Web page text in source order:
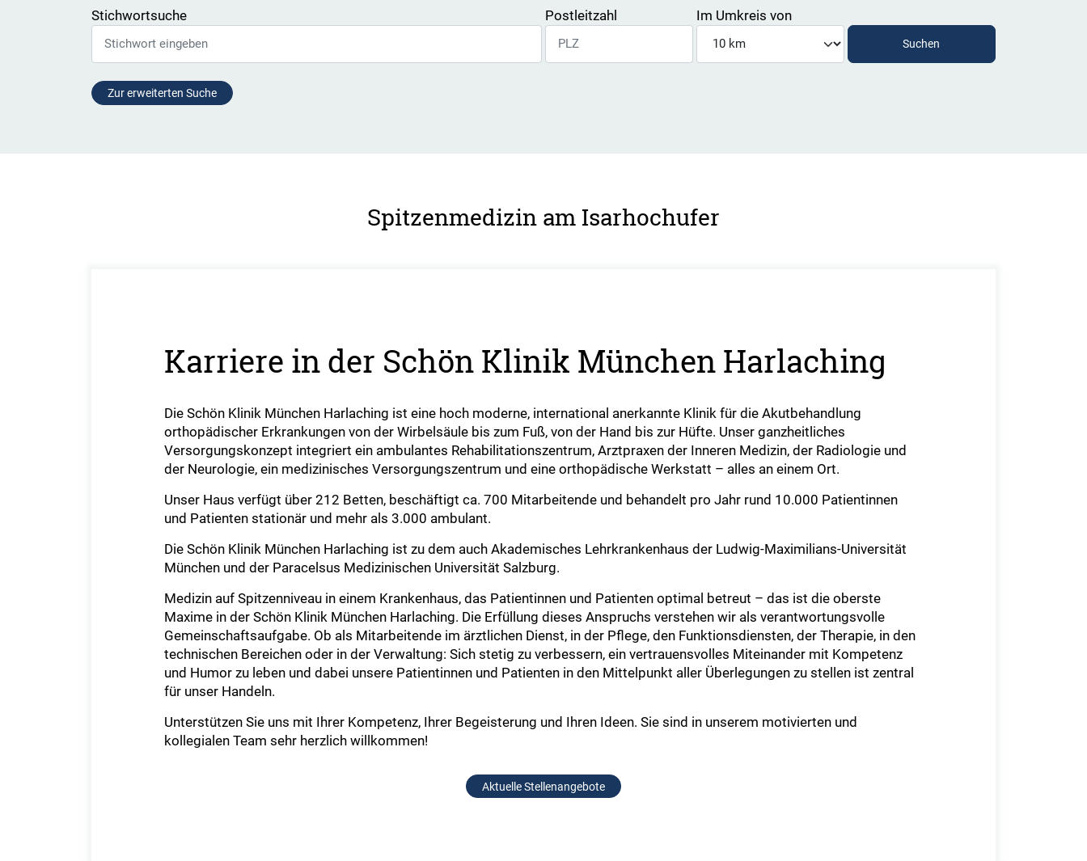
Stichwortsuche Postleitzahl Im Umkreis von
Zur erweiterten Suche
Spitzenmedizin am Isarhochufer
Karriere in der Schön Klinik München Harlaching
Die Schön Klinik München Harlaching ist eine hoch moderne, international anerkannte Klinik für die Akutbehandlung
orthopädischer Erkrankungen von der Wirbelsäule bis zum Fuß, von der Hand bis zur Hüfte. Unser ganzheitliches
Versorgungskonzept integriert ein ambulantes Rehabilitationszentrum, Arztpraxen der Inneren Medizin, der Radiologie und
der Neurologie, ein medizinisches Versorgungszentrum und eine orthopädische Werkstatt – alles an einem Ort.
Unser Haus verfügt über 212 Betten, beschäftigt ca. 700 Mitarbeitende und behandelt pro Jahr rund 10.000 Patientinnen
und Patienten stationär und mehr als 3.000 ambulant.
Die Schön Klinik München Harlaching ist zu dem auch Akademisches Lehrkrankenhaus der Ludwig-Maximilians-Universität
München und der Paracelsus Medizinischen Universität Salzburg.
Medizin auf Spitzenniveau in einem Krankenhaus, das Patientinnen und Patienten optimal betreut – das ist die oberste
Maxime in der Schön Klinik München Harlaching. Die Erfüllung dieses Anspruchs verstehen wir als verantwortungsvolle
Gemeinschaftsaufgabe. Ob als Mitarbeitende im ärztlichen Dienst, in der Pflege, den Funktionsdiensten, der Therapie, in den
technischen Bereichen oder in der Verwaltung: Sich stetig zu verbessern, ein vertrauensvolles Miteinander mit Kompetenz
und Humor zu leben und dabei unsere Patientinnen und Patienten in den Mittelpunkt aller Überlegungen zu stellen ist zentral
für unser Handeln.
Unterstützen Sie uns mit Ihrer Kompetenz, Ihrer Begeisterung und Ihren Ideen. Sie sind in unserem motivierten und
kollegialen Team sehr herzlich willkommen!
Aktuelle Stellenangebote